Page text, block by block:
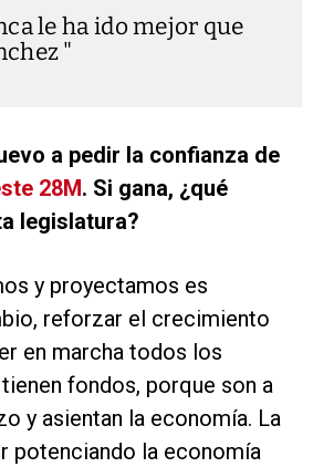
le ha ido mejor que
a pedir la confianza de
28M. Si gana, ¿qué
legislatura?
y proyectamos es
reforzar el crecimiento
en marcha todos los
fondos, porque son a
y asientan la economía. La
potenciando la economía